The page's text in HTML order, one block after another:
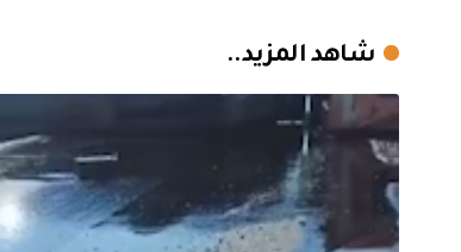
شاهد المزيد..